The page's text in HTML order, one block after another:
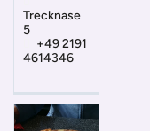
Trecknase
5
+49 2191
4614346